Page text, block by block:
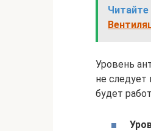
Уровень
не
будет